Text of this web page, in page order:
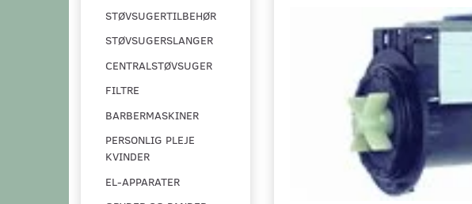
STØVSUGERTILBEHØR
STØVSUGERSLANGER
CENTRALSTØVSUGER
FILTRE
BARBERMASKINER
PERSONLIG PLEJE
KVINDER
EL-APPARATER